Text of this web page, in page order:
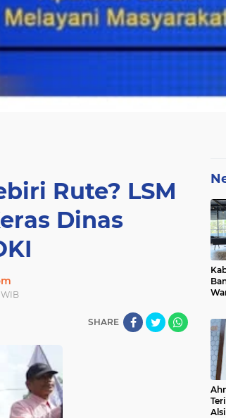
Rute? LSM
Dinas
WIB
SHARE